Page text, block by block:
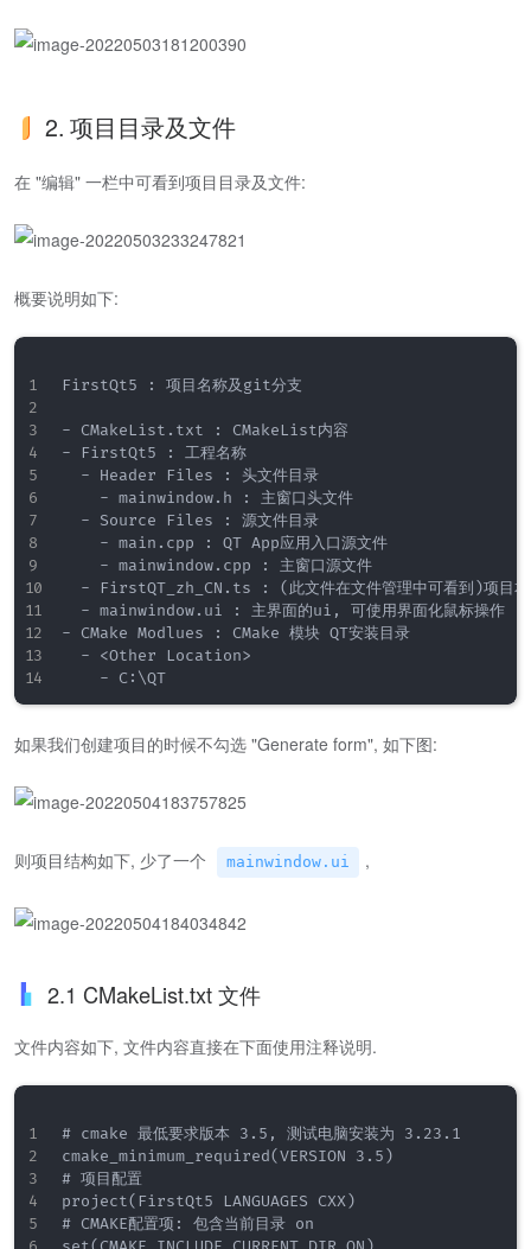
2. 项目目录及文件
在 "编辑" 一栏中可看到项目目录及文件:
概要说明如下:
FirstQt5 : 项目名称及git分支
- CMakeList.txt : CMakeList内容
- FirstQt5 : 工程名称
  - Header Files : 头文件目录
    - mainwindow.h : 主窗口头文件
  - Source Files : 源文件目录
    - main.cpp : QT App应用入口源文件
    - mainwindow.cpp : 主窗口源文件
- FirstQT_zh_CN.ts : (此文件在文件管理中可看到)项目本
  - mainwindow.ui : 主界面的ui, 可使用界面化鼠标操作
- CMake Modlues : CMake 模块 QT安装目录
  - <Other Location>
如果我们创建项目的时候不勾选 "Generate form", 如下图:
则项目结构如下, 少了一个 mainwindow.ui ,
2.1 CMakeList.txt 文件
文件内容如下, 文件内容直接在下面使用注释说明.
# cmake 最低要求版本 3.5, 测试电脑安装为 3.23.1
cmake_minimum_required(VERSION 3.5)
# 项目配置
project(FirstQt5 LANGUAGES CXX)
# CMAKE配置项: 包含当前目录 on